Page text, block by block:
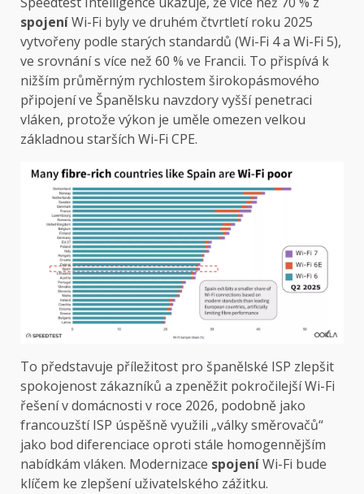
spojeníWi-Fi byly ve druhém čtvrtletí roku 2025
vytvořeny podle starých standardů (Wi-Fi 4 a Wi-Fi 5),
ve srovnání s více než 60 % ve Francii. To přispívá k
nižším průměrným rychlostem širokopásmového
připojení ve Španělsku navzdory vyšší penetraci
vláken, protože výkon je uměle omezen velkou
základnou starších Wi-Fi CPE.
To představuje příležitost pro španělské ISP zlepšit
spokojenost zákazníků a zpeněžit pokročilejší Wi-Fi
řešení v domácnosti v roce 2026, podobně jako
francouzští ISP úspěšně využili „války směrovačů“
jako bod diferenciace oproti stále homogennějším
nabídkám vláken. Modernizace spojeníWi-Fi bude
klíčem ke zlepšení uživatelského zážitku.